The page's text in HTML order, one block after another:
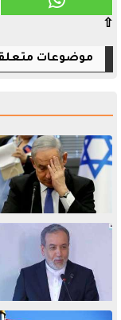
⇧
موضوعات